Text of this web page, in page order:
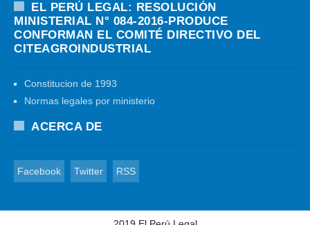
EL PERÚ LEGAL: RESOLUCIÓN
MINISTERIAL N° 084-2016-PRODUCE
CONFORMAN EL COMITÉ DIRECTIVO DEL
CITEAGROINDUSTRIAL
Constitucion de 1993
Normas legales por ministerio
ACERCA DE
Facebook Twitter RSS